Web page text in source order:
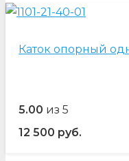
Каток опорный
5.00 из 5
12 500 руб.